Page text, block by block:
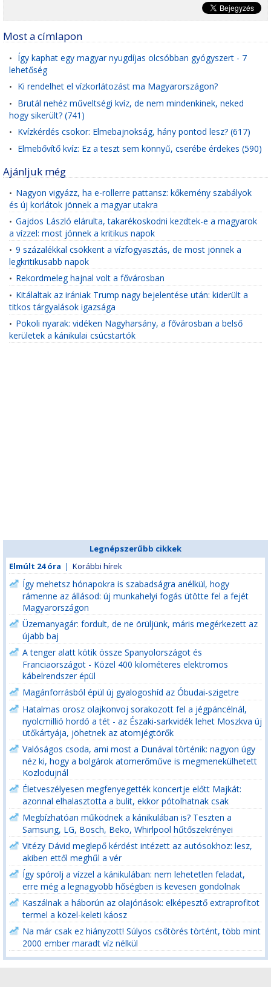
Most a címlapon
• Így kaphat egy magyar nyugdíjas olcsóbban gyógyszert - 7
lehetőség
• Ki rendelhet el vízkorlátozást ma Magyarországon?
• Brutál nehéz műveltségi kvíz, de nem mindenkinek, neked
hogy sikerült? (741)
• Kvízkérdés csokor: Elmebajnokság, hány pontod lesz? (617)
• Elmebővítő kvíz: Ez a teszt sem könnyű, cserébe érdekes (590)
Ajánljuk még
• Nagyon vigyázz, ha e-rollerre pattansz: kőkemény szabályok
és új korlátok jönnek a magyar utakra
• Gajdos László elárulta, takarékoskodni kezdtek-e a magyarok
a vízzel: most jönnek a kritikus napok
• 9 százalékkal csökkent a vízfogyasztás, de most jönnek a
legkritikusabb napok
• Rekordmeleg hajnal volt a fővárosban
• Kitálaltak az irániak Trump nagy bejelentése után: kiderült a
titkos tárgyalások igazsága
• Pokoli nyarak: vidéken Nagyharsány, a fővárosban a belső
kerületek a kánikulai csúcstartók
Legnépszerűbb cikkek
Elmúlt 24 óra | Korábbi hírek
Így mehetsz hónapokra is szabadságra anélkül, hogy
rámenne az állásod: új munkahelyi fogás ütötte fel a fejét
Magyarországon
Üzemanyagár: fordult, de ne örüljünk, máris megérkezett az
újabb baj
A tenger alatt kötik össze Spanyolországot és
Franciaországot - Közel 400 kilométeres elektromos
kábelrendszer épül
Magánforrásból épül új gyalogoshíd az Óbudai-szigetre
Hatalmas orosz olajkonvoj sorakozott fel a jégpáncélnál,
nyolcmillió hordó a tét - az Északi-sarkvidék lehet Moszkva új
ütőkártyája, jöhetnek az atomjégtörők
Valóságos csoda, ami most a Dunával történik: nagyon úgy
néz ki, hogy a bolgárok atomerőműve is megmenekülhetett
Kozlodujnál
Életveszélyesen megfenyegették koncertje előtt Majkát:
azonnal elhalasztotta a bulit, ekkor pótolhatnak csak
Megbízhatóan működnek a kánikulában is? Teszten a
Samsung, LG, Bosch, Beko, Whirlpool hűtőszekrényei
Vitézy Dávid meglepő kérdést intézett az autósokhoz: lesz,
akiben ettől meghűl a vér
Így spórolj a vízzel a kánikulában: nem lehetetlen feladat,
erre még a legnagyobb hőségben is kevesen gondolnak
Kaszálnak a háborún az olajóriások: elképesztő extraprofitot
termel a közel-keleti káosz
Na már csak ez hiányzott! Súlyos csőtörés történt, több mint
2000 ember maradt víz nélkül